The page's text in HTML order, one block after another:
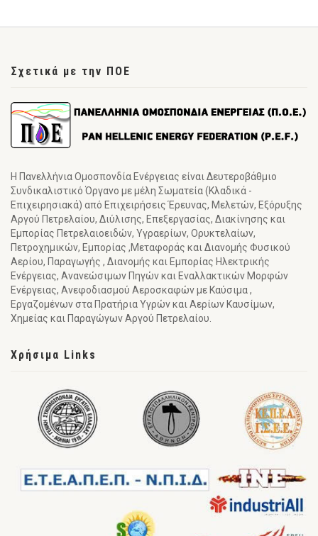
Σχετικά με την ΠΟΕ
Η Πανελλήνια Ομοσπονδία Ενέργειας είναι Δευτεροβάθμιο
Συνδικαλιστικό Όργανο με μέλη Σωματεία (Κλαδικά -
Επιχειρησιακά) από Επιχειρήσεις Έρευνας, Μελετών, Εξόρυξης
Αργού Πετρελαίου, Διύλισης, Επεξεργασίας, Διακίνησης και
Εμπορίας Πετρελαιοειδών, Υγραερίων, Ορυκτελαίων,
Πετροχημικών, Εμπορίας ,Μεταφοράς και Διανομής Φυσικού
Αερίου, Παραγωγής , Διανομής και Εμπορίας Ηλεκτρικής
Ενέργειας, Ανανεώσιμων Πηγών και Εναλλακτικών Μορφών
Ενέργειας, Ανεφοδιασμού Αεροσκαφών με Καύσιμα ,
Εργαζομένων στα Πρατήρια Υγρών και Αερίων Καυσίμων,
Χημείας και Παραγώγων Αργού Πετρελαίου.
Χρήσιμα Links